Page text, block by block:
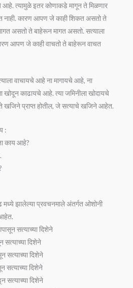
त्यामुळे इतर कोणाकडे मागून ते मिळणार
नाही. कारण आपण जे काही शिकत असतो ते
असतो ते बाहेरून मागत असतो. सत्याला
आपण जे काही वाचतो ते बाहेरून वाचत
वाचायचे आहे ना मागायचे आहे, ना
काढायचे आहे. त्या जमिनीला खोदायचे
प्राप्त होतील, जे सत्याचे खजिने आहेत.
:
काय आहे?
मध्ये झालेल्या प्रवचनमाले अंतर्गत ओशोनी
सत्याच्या दिशेने
सत्याच्या दिशेने
सत्याच्या दिशेने
सत्याच्या दिशेने
सत्याच्या दिशेने